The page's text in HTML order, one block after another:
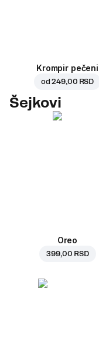
Krompir pečeni
od249,00 RSD
Šejkovi
Oreo
399,00 RSD